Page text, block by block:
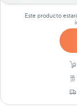
Este producto